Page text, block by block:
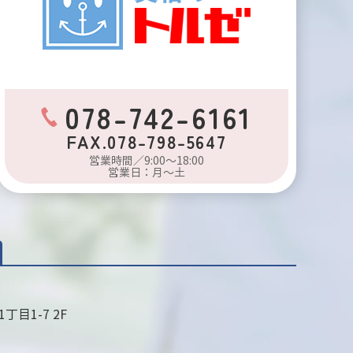
078-742-6161
FAX.078-798-5647
営業時間／9:00～18:00
営業日：月～土
丁目1-7 2F